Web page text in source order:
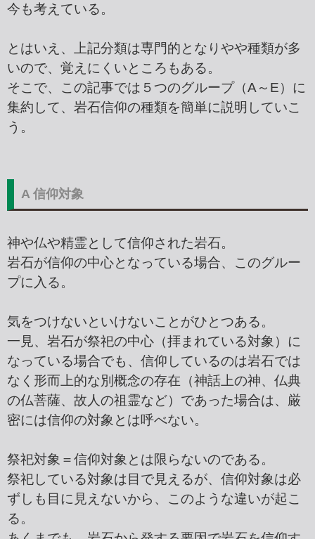
今も考えている。
とはいえ、上記分類は専門的となりやや種類が多
いので、覚えにくいところもある。
そこで、この記事では５つのグループ（A～E）に
集約して、岩石信仰の種類を簡単に説明していこ
う。
A 信仰対象
神や仏や精霊として信仰された岩石。
岩石が信仰の中心となっている場合、このグルー
プに入る。
気をつけないといけないことがひとつある。
一見、岩石が祭祀の中心（拝まれている対象）に
なっている場合でも、信仰しているのは岩石では
なく形而上的な別概念の存在（神話上の神、仏典
の仏菩薩、故人の祖霊など）であった場合は、厳
密には信仰の対象とは呼べない。
祭祀対象＝信仰対象とは限らないのである。
祭祀している対象は目で見えるが、信仰対象は必
ずしも目に見えないから、このような違いが起こ
る。